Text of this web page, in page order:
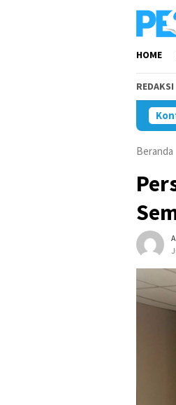
HOME
REDAKSI
Beranda